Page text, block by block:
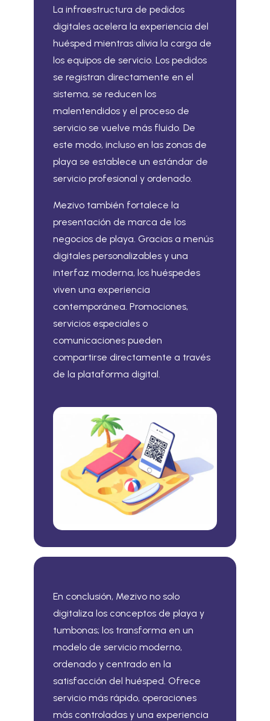
La infraestructura de pedidos
digitales acelera la experiencia del
huésped mientras alivia la carga de
los equipos de servicio. Los pedidos
se registran directamente en el
sistema, se reducen los
malentendidos y el proceso de
servicio se vuelve más fluido. De
este modo, incluso en las zonas de
playa se establece un estándar de
servicio profesional y ordenado.
Mezivo también fortalece la
presentación de marca de los
negocios de playa. Gracias a menús
digitales personalizables y una
interfaz moderna, los huéspedes
viven una experiencia
contemporánea. Promociones,
servicios especiales o
comunicaciones pueden
compartirse directamente a través
de la plataforma digital.
En conclusión, Mezivo no solo
digitaliza los conceptos de playa y
tumbonas; los transforma en un
modelo de servicio moderno,
ordenado y centrado en la
satisfacción del huésped. Ofrece
servicio más rápido, operaciones
más controladas y una experiencia